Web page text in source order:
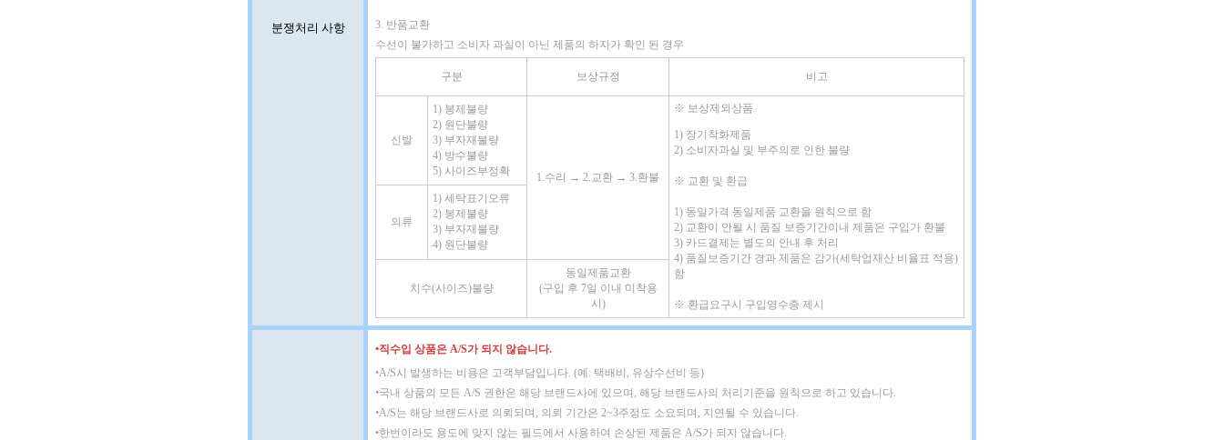
분쟁처리 사항
3. 반품교환
수선이 불가하고 소비자 과실이 아닌 제품의 하자가 확인 된 경우
구분 보상규정 비고
신발
1) 봉제불량
2) 원단불량
3) 부자재불량
4) 방수불량
5) 사이즈부정확
1.수리 → 2.교환 → 3.환불
※ 보상제외상품
1) 장기착화제품
2) 소비자과실 및 부주의로 인한 불량
※ 교환 및 환급
1) 동일가격 동일제품 교환을 원칙으로 함
2) 교환이 안될 시 품질 보증기간이내 제품은 구입가 환불
3) 카드결제는 별도의 안내 후 처리
4) 품질보증기간 경과 제품은 감가(세탁업재산 비율표 적용)
함
※ 환급요구시 구입영수증 제시
의류
1) 세탁표기오류
2) 봉제불량
3) 부자재불량
4) 원단불량
치수(사이즈)불량
동일제품교환
(구입 후 7일 이내 미착용
시)
•직수입 상품은 A/S가 되지 않습니다.
•A/S시 발생하는 비용은 고객부담입니다. (예: 택배비, 유상수선비 등)
•국내 상품의 모든 A/S 권한은 해당 브랜드사에 있으며, 해당 브랜드사의 처리기준을 원칙으로 하고 있습니다.
•A/S는 해당 브랜드사로 의뢰되며, 의뢰 기간은 2~3주정도 소요되며, 지연될 수 있습니다.
•한번이라도 용도에 맞지 않는 필드에서 사용하여 손상된 제품은 A/S가 되지 않습니다.